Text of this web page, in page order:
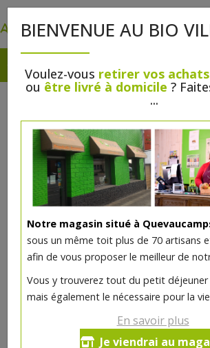
BIENVENUE AU BIO
Voulez-vous retirer vos
ou être livré à domicile ?
...
Notre magasin situé à
sous un même toit plus de 70 artisans
afin de vous proposer le meilleur de
Vous y trouverez tout du petit déjeuner
mais également le nécessaire pour la
En savoir plus
Je viendrai au
Fourre tout 68 L Bicloo